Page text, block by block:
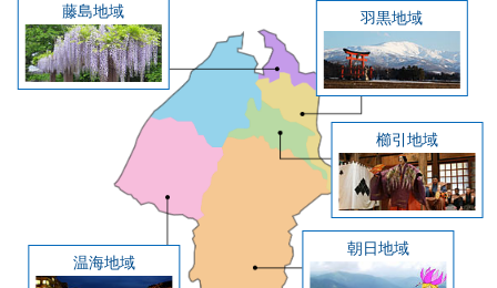
藤島地域 羽黒地域
櫛引地域
朝日地域
温海地域